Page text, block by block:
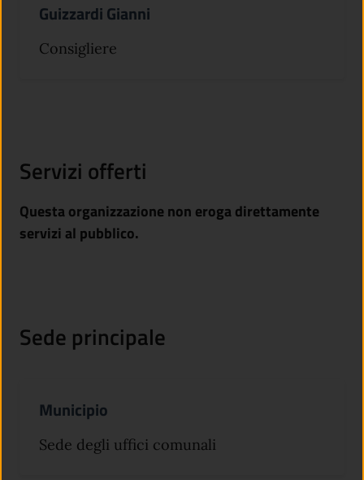
Guizzardi Gianni
Consigliere
Servizi offerti
Questa organizzazione non eroga direttamente
servizi al pubblico.
Sede principale
Municipio
Sede degli uffici comunali